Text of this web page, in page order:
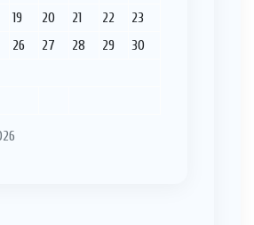
19 20 21 22
23
26 27 28 29
30